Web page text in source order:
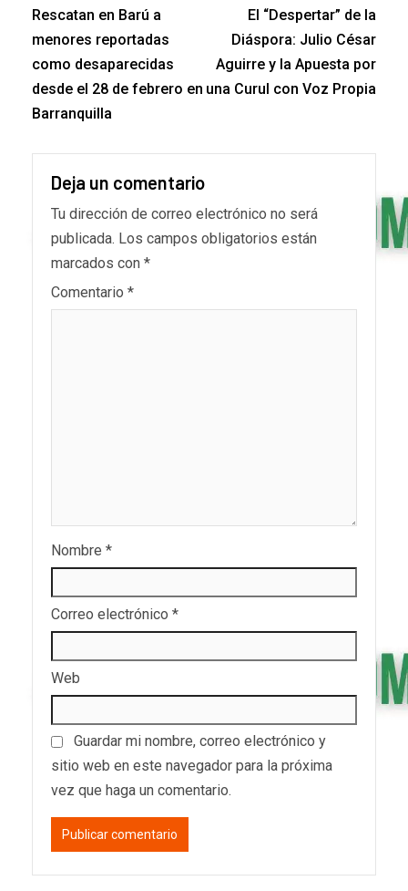
Rescatan en Barú a
menores reportadas
como desaparecidas
desde el 28 de febrero en
Barranquilla
El “Despertar” de la
Diáspora: Julio César
Aguirre y la Apuesta por
una Curul con Voz Propia
Deja un comentario
Tu dirección de correo electrónico no será
publicada. Los campos obligatorios están
marcados con *
Comentario *
Nombre *
Correo electrónico *
Web
Guardar mi nombre, correo electrónico y
sitio web en este navegador para la próxima
vez que haga un comentario.